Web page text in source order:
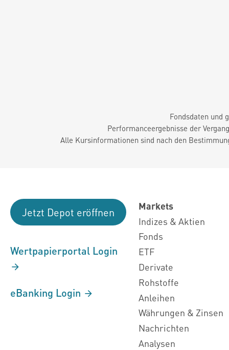
Fondsdaten und
Performanceergebnisse der
Alle Kursinformationen sind nach den
Jetzt Depot eröffnen
Wertpapierportal Login
eBanking Login
Markets
Indizes & Aktien
Fonds
ETF
Derivate
Rohstoffe
Anleihen
Währungen & Zinsen
Nachrichten
Analysen